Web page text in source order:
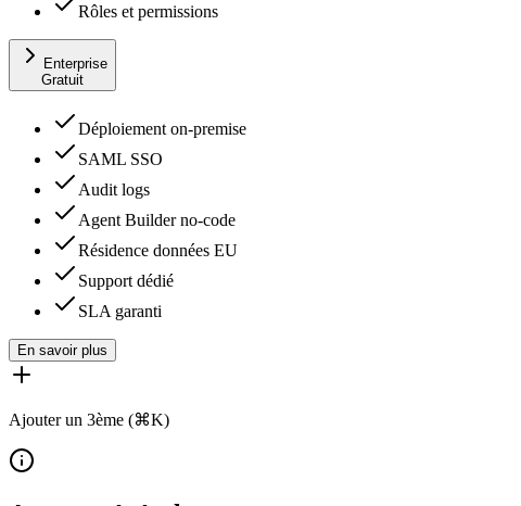
Rôles et permissions
Enterprise
Gratuit
Déploiement on-premise
SAML SSO
Audit logs
Agent Builder no-code
Résidence données EU
Support dédié
SLA garanti
En savoir plus
Ajouter un 3ème (⌘K)